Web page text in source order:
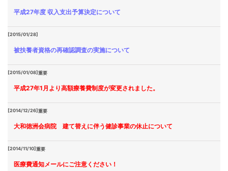
平成27年度 収入支出予算決定について
[2015/01/28]
被扶養者資格の再確認調査の実施について
[2015/01/08]重要
平成27年1月より高額療養費制度が変更されました。
[2014/12/26]重要
大和徳洲会病院 建て替えに伴う健診事業の休止について
[2014/11/10]重要
医療費通知メールにご注意ください！